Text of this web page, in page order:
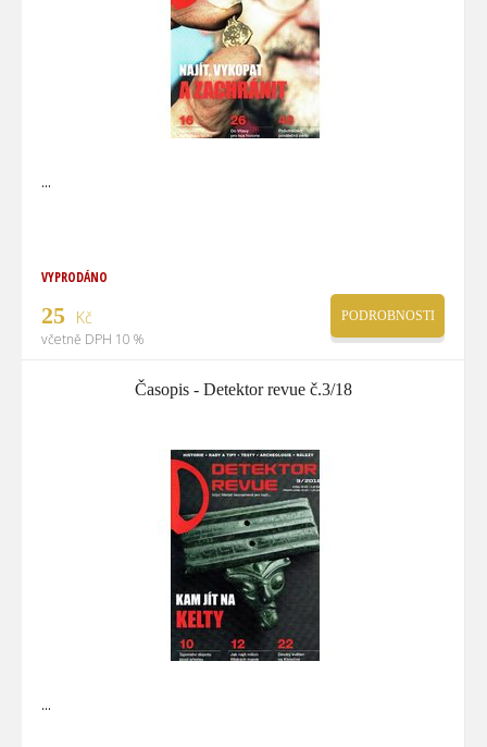
VYPRODÁNO
25 Kč
včetně DPH 10 %
PODROBNOSTI
Časopis - Detektor revue č.3/18